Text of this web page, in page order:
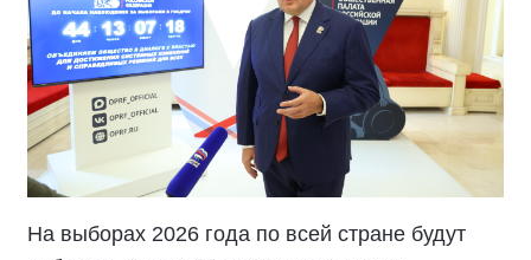
На выборах 2026 года по всей стране будут